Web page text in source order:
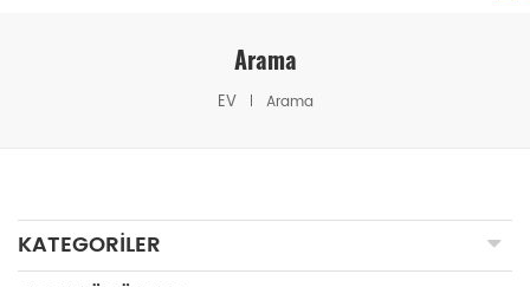
Arama
EV Arama
KATEGORILER